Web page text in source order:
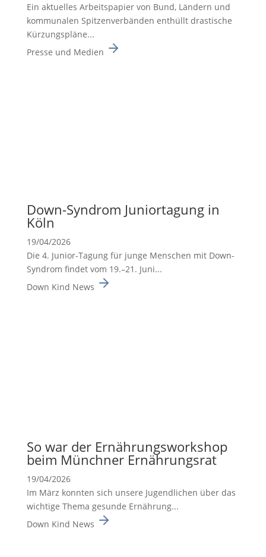
Ein aktuelles Arbeits­pa­pier von Bund, Ländern und
kommu­nalen Spitzen­ver­bänden enthüllt drasti­sche
Kürzungs­pläne...
Presse und Medien
Down-Syndrom Junior­ta­gung in
Köln
19/04/2026
Die 4. Junior-Tagung für junge Menschen mit Down-
Syndrom findet vom 19.–21. Juni...
Down Kind News
So war der Ernäh­rungs­work­shop
beim Münchner Ernäh­rungsrat
19/04/2026
Im März konnten sich unsere Jugend­li­chen über das
wichtige Thema gesunde Ernäh­rung...
Down Kind News